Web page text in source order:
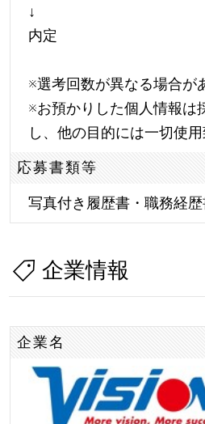
↓
内定
※選考回数が異なる場合が
※お預かりした個人情報は
し、他の目的には一切使用
応募書類等
写真付き履歴書・職務経
企業情報
企業名